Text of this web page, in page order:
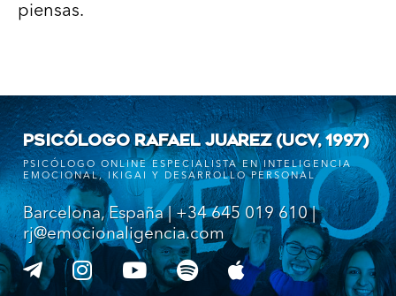
piensas.
PSICÓLOGO RAFAEL JUAREZ (UCV, 1997)
PSICÓLOGO ONLINE ESPECIALISTA EN INTELIGENCIA
EMOCIONAL, IKIGAI Y DESARROLLO PERSONAL
Barcelona, España | +34 645 019 610 |
rj@emocionaligencia.com